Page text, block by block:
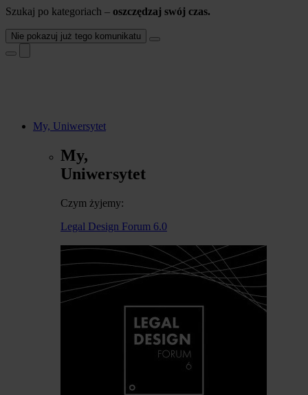
Szukaj po kategoriach – oszczędzaj swój czas.
Nie pokazuj już tego komunikatu
My, Uniwersytet
My,
Uniwersytet
Czym żyjemy:
Legal Design Forum 6.0